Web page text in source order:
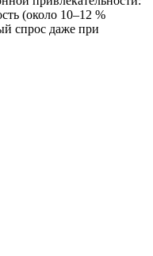
(около 10–12 %
спрос даже при